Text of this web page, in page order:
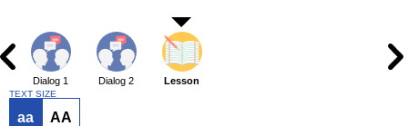
Dialog 1 Dialog 2 Lesson
TEXT SIZE
aa AA